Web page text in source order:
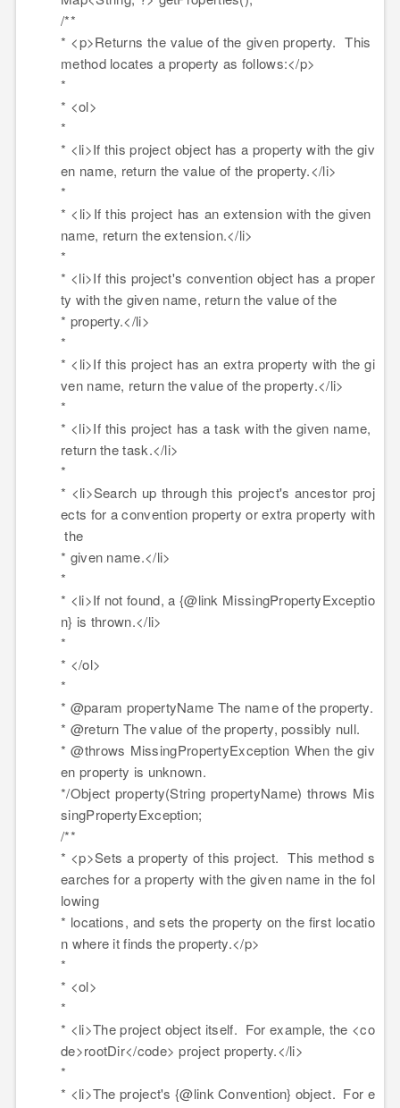
/**
* <p>Returns the value of the given property. This
method locates a property as follows:</p>
*
* <ol>
*
* <li>If this project object has a property with the giv
en name, return the value of the property.</li>
*
* <li>If this project has an extension with the given
name, return the extension.</li>
*
* <li>If this project's convention object has a proper
ty with the given name, return the value of the
* property.</li>
*
* <li>If this project has an extra property with the gi
ven name, return the value of the property.</li>
*
* <li>If this project has a task with the given name,
return the task.</li>
*
* <li>Search up through this project's ancestor proj
ects for a convention property or extra property with
the
* given name.</li>
*
* <li>If not found, a {@link MissingPropertyExceptio
n} is thrown.</li>
*
* </ol>
*
* @param propertyName The name of the property.
* @return The value of the property, possibly null.
* @throws MissingPropertyException When the giv
en property is unknown.
*/Object property(String propertyName) throws Mis
singPropertyException;
/**
* <p>Sets a property of this project. This method s
earches for a property with the given name in the fol
lowing
* locations, and sets the property on the first locatio
n where it finds the property.</p>
*
* <ol>
*
* <li>The project object itself. For example, the <co
de>rootDir</code> project property.</li>
*
* <li>The project's {@link Convention} object. For e